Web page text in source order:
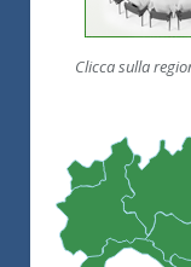
Clicca sulla